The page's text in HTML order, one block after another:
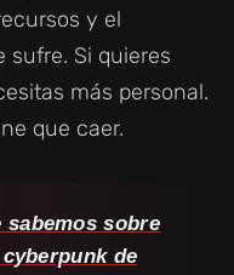
y el
sufre. Si quieres
más personal.
que caer.
sabemos sobre
de